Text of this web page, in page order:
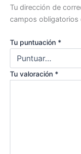
Tu dirección de
campos
Tu puntuación *
Tu valoración *